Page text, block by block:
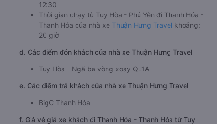
12:30
Thời gian chạy từ Tuy Hòa - Phú Yên đi Thanh Hóa -
Thanh Hóa của nhà xe Thuận Hưng Travel khoảng:
20 giờ
d. Các điểm đón khách của nhà xe Thuận Hưng Travel
Tuy Hòa - Ngã ba vòng xoay QL1A
e. Các điểm trả khách của nhà xe Thuận Hưng Travel
BigC Thanh Hóa
f. Giá vé giá xe khách đi Thanh Hóa - Thanh Hóa từ Tuy